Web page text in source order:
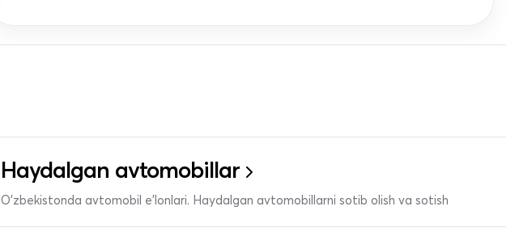
Haydalgan avtomobillar
O'zbekistonda avtomobil e’lonlari. Haydalgan avtomobillarni sotib olish va sotish